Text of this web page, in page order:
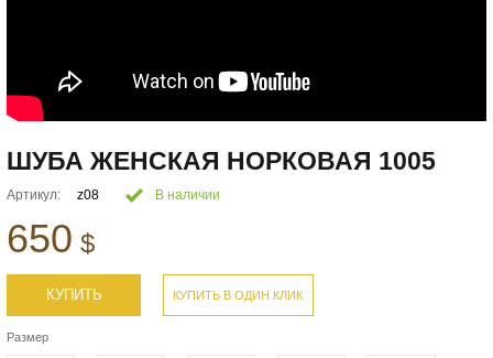
ШУБА ЖЕНСКАЯ НОРКОВАЯ 1005
Артикул: z08 В наличии
650 $
КУПИТЬ КУПИТЬ В ОДИН КЛИК
Размер